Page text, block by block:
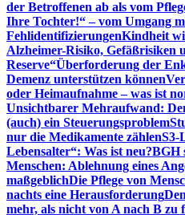
der Betroffenen ab als vom
Ihre Tochter!“ – vom Umgang
FehlidentifizierungenKindheit
Alzheimer-Risiko, Gefäßrisiken
Reserve“Überforderung der
Demenz unterstützen können
oder Heimaufnahme – was ist
Unsichtbarer Mehraufwand:
(auch) ein Steuerungsproblem
nur die Medikamente zählenS3-
Lebensalter“: Was ist neu?BGH
Menschen: Ablehnung eines
maßgeblichDie Pflege von
nachts eine Herausforderung
mehr, als nicht von A nach B zu